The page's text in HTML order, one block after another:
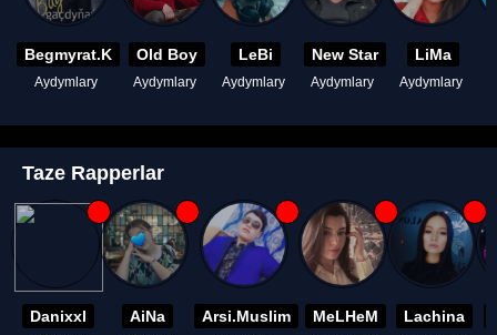
Begmyrat.K
Aydymlary
Old Boy
Aydymlary
LeBi
Aydymlary
New Star
Aydymlary
LiMa
Aydymlary
Taze Rapperlar
Danixxl AiNa Arsi.Muslim MeLHeM Lachina